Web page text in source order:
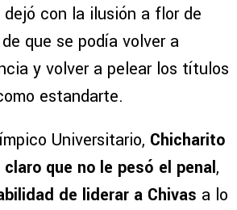
dejó con la ilusión a flor de
que se podía volver a
y volver a pelear los títulos
estandarte.
Universitario, Chicharito
que no le pesó el penal,
de liderar a Chivas a lo